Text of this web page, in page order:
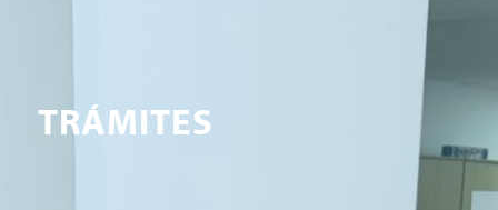
TRÁMITES